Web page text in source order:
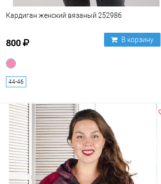
Кардиган женский вязаный 252986
800 В корзину
44-46